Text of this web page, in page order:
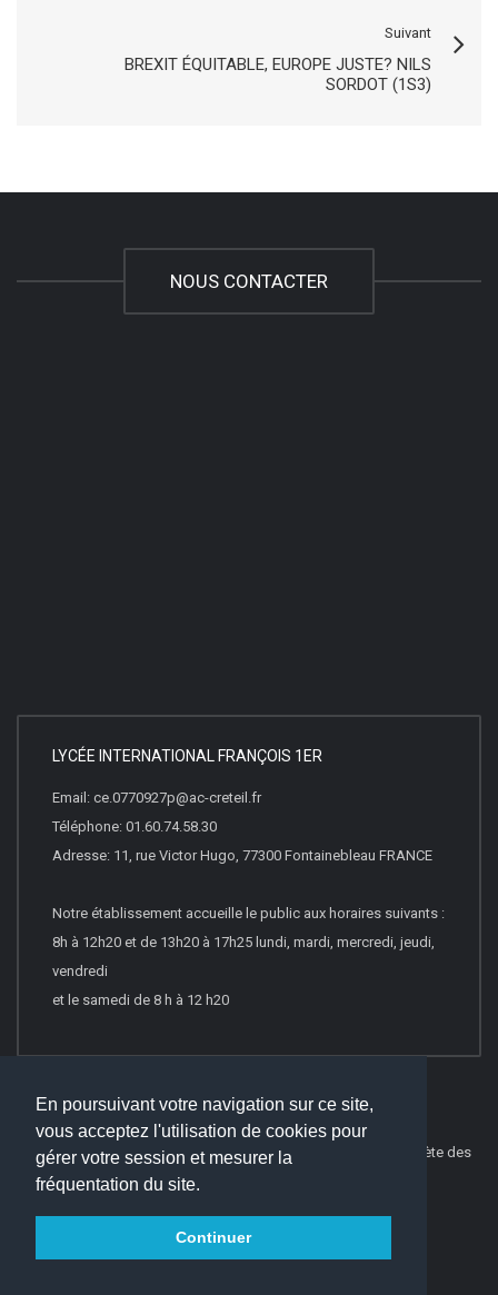
En poursuivant votre navigation sur ce site,
vous acceptez l'utilisation de cookies pour
gérer votre session et mesurer la
fréquentation du site.
Continuer
Suivant
BREXIT ÉQUITABLE, EUROPE JUSTE? NILS
SORDOT (1S3)
NOUS CONTACTER
LYCÉE INTERNATIONAL FRANÇOIS 1ER
Email: ce.0770927p@ac-creteil.fr
Téléphone: 01.60.74.58.30
Adresse: 11, rue Victor Hugo, 77300 Fontainebleau FRANCE
Notre établissement accueille le public aux horaires suivants :
8h à 12h20 et de 13h20 à 17h25 lundi, mardi, mercredi, jeudi,
vendredi
et le samedi de 8 h à 12 h20
© 2026 Websco Innovations -Mentions Légales
Liste Complète des